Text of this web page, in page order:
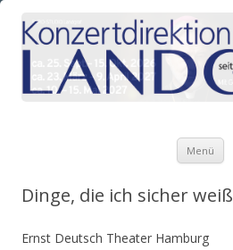
Menü
Dinge, die ich sicher weiß
Ernst Deutsch Theater Hamburg